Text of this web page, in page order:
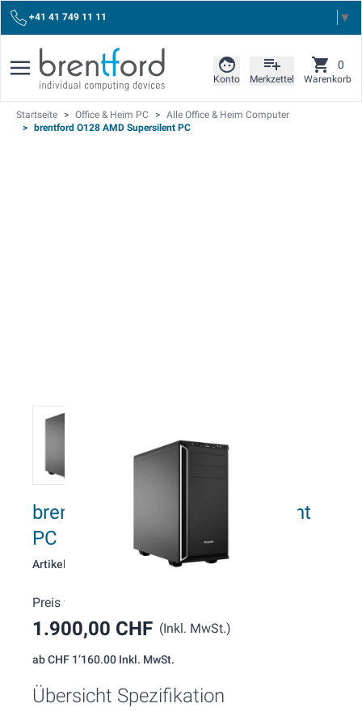
+41 41 749 11 11 ▼
Konto Merkzettel Warenkorb
0
Startseite > Office & Heim PC > Alle Office & Heim Computer
>
brentford O128 AMD Supersilent PC
brentford O128 AMD Supersilent
PC
Artikelnummer: 128
Preis wie konfiguriert:
1.900,00 CHF (Inkl. MwSt.)
abCHF 1’160.00 Inkl. MwSt.
Übersicht Spezifikation